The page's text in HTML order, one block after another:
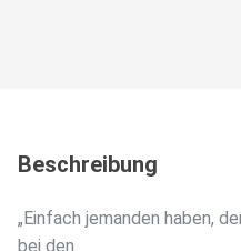
Beschreibung
„Einfach jemanden haben,
bei den